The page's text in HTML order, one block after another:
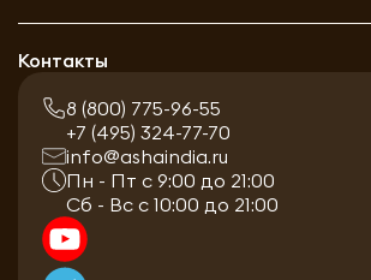
Контакты
8 (800) 775-96-55
+7 (495) 324-77-70
info@ashaindia.ru
Пн - Пт с 9:00 до 21:00
Сб - Вс с 10:00 до 21:00